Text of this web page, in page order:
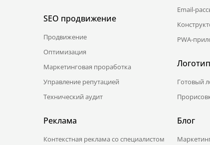
SEO продвижение
Продвижение
Оптимизация
Маркетинговая проработка
Управление репутацией
Технический аудит
Реклама
Контекстная реклама со специалистом
Email-
PWA-
Готовый
Блог